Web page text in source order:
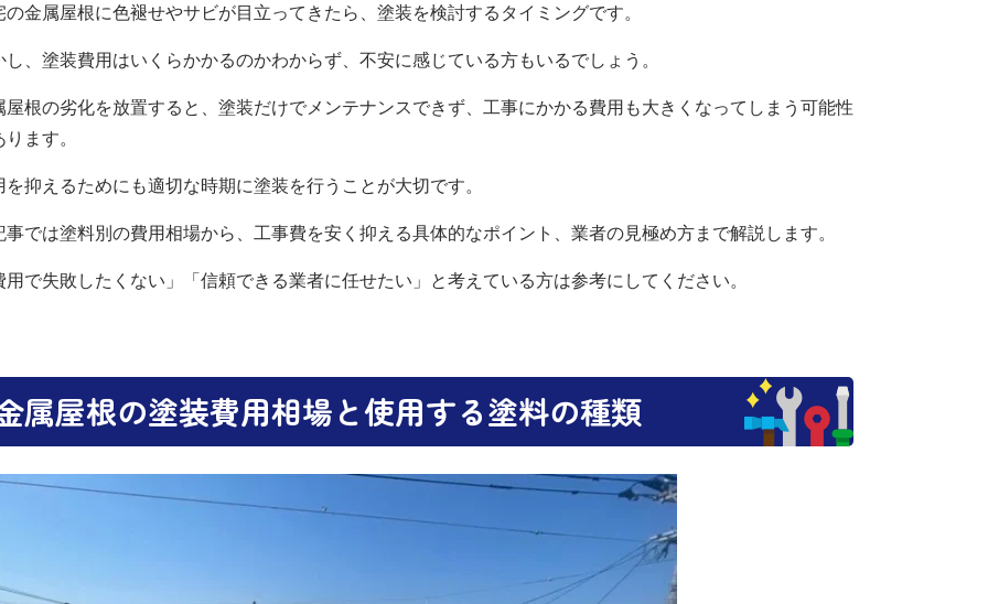
の金属屋根に色褪せやサビが目立ってきたら、塗装を検討するタイミングです。
し、塗装費用はいくらかかるのかわからず、不安に感じている方もいるでしょう。
屋根の劣化を放置すると、塗装だけでメンテナンスできず、工事にかかる費用も大きくなってしまう可能性
ります。
を抑えるためにも適切な時期に塗装を行うことが大切です。
事では塗料別の費用相場から、工事費を安く抑える具体的なポイント、業者の見極め方まで解説します。
用で失敗したくない」「信頼できる業者に任せたい」と考えている方は参考にしてください。
属屋根の塗装費用相場と使用する塗料の種類